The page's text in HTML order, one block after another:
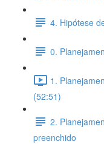
4. Hipótese
0.
1.
(52:51)
2.
preenchido